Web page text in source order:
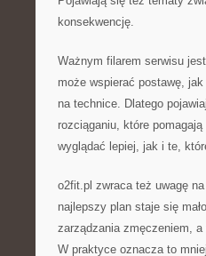
konsekwencję.
Ważnym filarem serwisu
może wspierać postawę,
na technice. Dlatego
rozciąganiu, które
wyglądać lepiej, jak i te,
o2fit.pl zwraca też uwagę
najlepszy plan staje się
zarządzania zmęczeniem, a
W praktyce oznacza to